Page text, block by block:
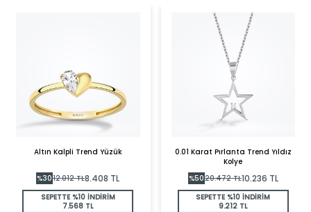
Altın Kalpli Trend Yüzük
%3012.012TL8.408 TL
SEPETTE %10 İNDİRİM
7.568 TL
0.01 Karat Pırlanta Trend Yıldız
Kolye
%5020.472TL10.236 TL
SEPETTE %10 İNDİRİM
9.212 TL